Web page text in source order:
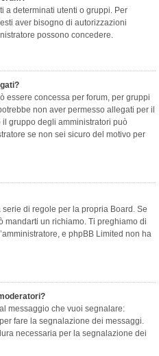
a determinati utenti o gruppi. Per
aver bisogno di autorizzazioni
possono concedere.
essere concessa per forum, per gruppi
non aver permesso allegati per il
gruppo degli amministratori può
se non sei sicuro del motivo per
di regole per la propria Board. Se
mandarti un richiamo. Ti preghiamo di
e phpBB Limited non ha
messaggio che vuoi segnalare:
fare la segnalazione dei messaggi.
necessaria per la segnalazione dei